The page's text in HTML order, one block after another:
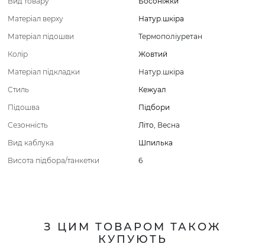
Матеріал верху
Натур.шкіра
Матеріал підошви
Термополіуретан
Колір
Жовтий
Матеріал підкладки
Натур.шкіра
Стиль
Кежуал
Підошва
Підбори
Сезонність
Літо, Весна
Вид каблука
Шпилька
Висота підбора/танкетки
6
З ЦИМ ТОВАРОМ ТАКОЖ
КУПУЮТЬ